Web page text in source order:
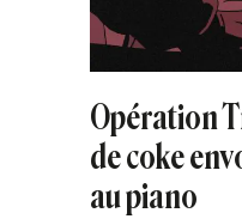
Opération
de coke
au piano